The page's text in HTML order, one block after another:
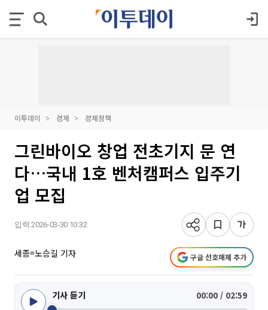
이투데이 경제 경제정책
그린바이오 창업 전초기지 문 연
다…국내 1호 벤처캠퍼스 입주기
업 모집
입력 2026-03-30 10:32
세종=노승길 기자 구글 선호매체 추가
기사 듣기 00:00 / 02:59